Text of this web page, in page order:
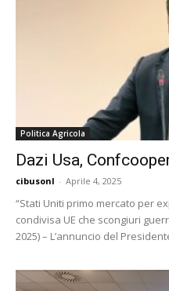
Politica Agricola
Dazi Usa,
cibusonl - Aprile 4, 2025
“Stati Uniti primo mercato per
condivisa UE che scongiuri
2025) – L’annuncio del